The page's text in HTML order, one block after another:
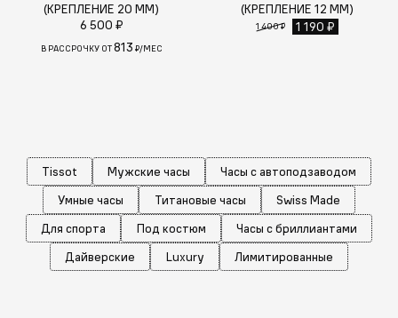
(КРЕПЛЕНИЕ 20 ММ)
6 500 ₽
В РАССРОЧКУ ОТ813 ₽/МЕС
(КРЕПЛЕНИЕ 12 ММ)
1 400 ₽ 1 190 ₽
Tissot Мужские часы
Часы с автоподзаводом
Умные часы
Титановые часы
Swiss Made
Для спорта
Под костюм
Часы с бриллиантами
Дайверские
Luxury Лимитированные